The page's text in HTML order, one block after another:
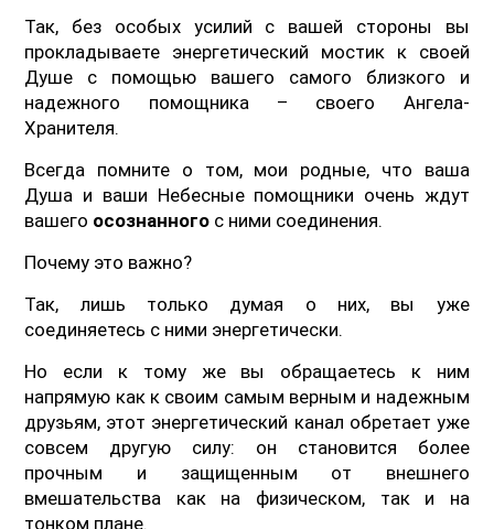
Так, без особых усилий с вашей стороны вы
прокладываете энергетический мостик к своей
Душе с помощью вашего самого близкого и
надежного помощника – своего Ангела-
Хранителя.
Всегда помните о том, мои родные, что ваша
Душа и ваши Небесные помощники очень ждут
вашего осознанного с ними соединения.
Почему это важно?
Так, лишь только думая о них, вы уже
соединяетесь с ними энергетически.
Но если к тому же вы обращаетесь к ним
напрямую как к своим самым верным и надежным
друзьям, этот энергетический канал обретает уже
совсем другую силу: он становится более
прочным и защищенным от внешнего
вмешательства как на физическом, так и на
тонком плане.